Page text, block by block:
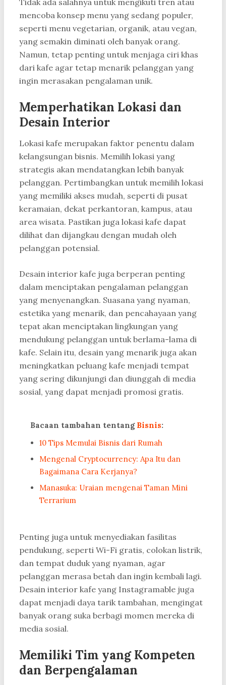
mencoba konsep menu yang sedang populer,
seperti menu vegetarian, organik, atau vegan,
yang semakin diminati oleh banyak orang.
Namun, tetap penting untuk menjaga ciri khas
dari kafe agar tetap menarik pelanggan yang
ingin merasakan pengalaman unik.
Memperhatikan Lokasi dan
Desain Interior
Lokasi kafe merupakan faktor penentu dalam
kelangsungan bisnis. Memilih lokasi yang
strategis akan mendatangkan lebih banyak
pelanggan. Pertimbangkan untuk memilih lokasi
yang memiliki akses mudah, seperti di pusat
keramaian, dekat perkantoran, kampus, atau
area wisata. Pastikan juga lokasi kafe dapat
dilihat dan dijangkau dengan mudah oleh
pelanggan potensial.
Desain interior kafe juga berperan penting
dalam menciptakan pengalaman pelanggan
yang menyenangkan. Suasana yang nyaman,
estetika yang menarik, dan pencahayaan yang
tepat akan menciptakan lingkungan yang
mendukung pelanggan untuk berlama-lama di
kafe. Selain itu, desain yang menarik juga akan
meningkatkan peluang kafe menjadi tempat
yang sering dikunjungi dan diunggah di media
sosial, yang dapat menjadi promosi gratis.
Bacaan tambahan tentang Bisnis:
10 Tips Memulai Bisnis dari Rumah
Mengenal Cryptocurrency: Apa Itu dan
Bagaimana Cara Kerjanya?
Manasuka: Uraian mengenai Taman Mini
Terrarium
Penting juga untuk menyediakan fasilitas
pendukung, seperti Wi-Fi gratis, colokan listrik,
dan tempat duduk yang nyaman, agar
pelanggan merasa betah dan ingin kembali lagi.
Desain interior kafe yang Instagramable juga
dapat menjadi daya tarik tambahan, mengingat
banyak orang suka berbagi momen mereka di
media sosial.
Memiliki Tim yang Kompeten
dan Berpengalaman